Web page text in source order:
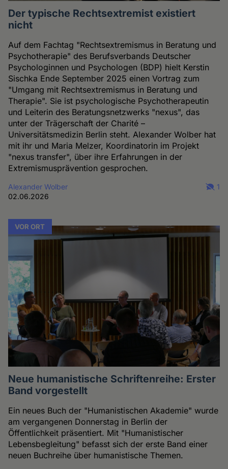
Der typische Rechtsextremist existiert
nicht
Auf dem Fachtag "Rechtsextremismus in Beratung und
Psychotherapie" des Berufsverbands Deutscher
Psychologinnen und Psychologen (BDP) hielt Kerstin
Sischka Ende September 2025 einen Vortrag zum
"Umgang mit Rechtsextremismus in Beratung und
Therapie". Sie ist psychologische Psychotherapeutin
und Leiterin des Beratungsnetzwerks "nexus", das
unter der Trägerschaft der Charité –
Universitätsmedizin Berlin steht. Alexander Wolber hat
mit ihr und Maria Melzer, Koordinatorin im Projekt
"nexus transfer", über ihre Erfahrungen in der
Extremismusprävention gesprochen.
Alexander Wolber
02.06.2026
1
VOR ORT
Neue humanistische Schriftenreihe: Erster
Band vorgestellt
Ein neues Buch der "Humanistischen Akademie" wurde
am vergangenen Donnerstag in Berlin der
Öffentlichkeit präsentiert. Mit "Humanistischer
Lebensbegleitung" befasst sich der erste Band einer
neuen Buchreihe über humanistische Themen.